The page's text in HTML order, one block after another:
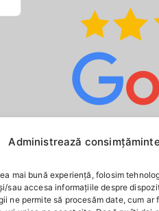
Administrează
mai bună experiență, folosim
sau accesa informațiile despre
ne permite să procesăm date, cum ar